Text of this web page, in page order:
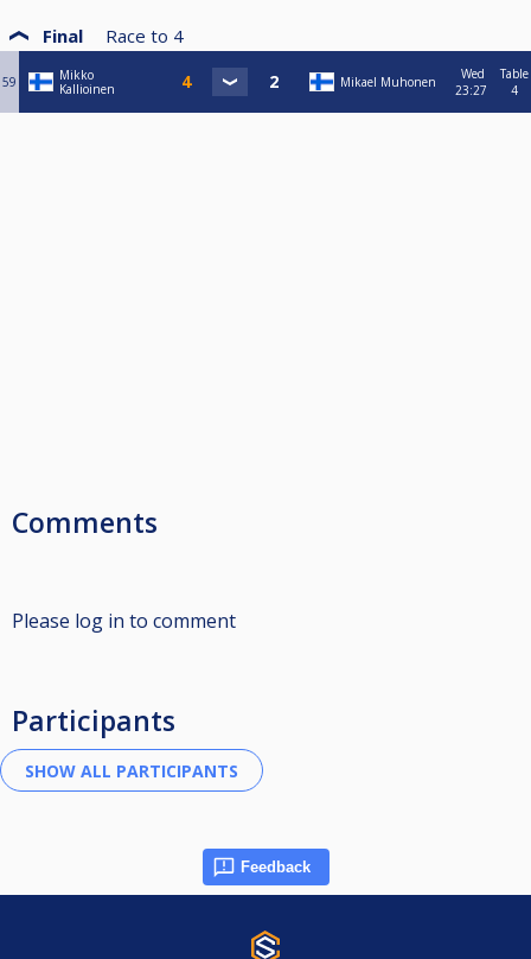
Final Race to 4
59
Mikko
Kallioinen
Mikael Muhonen
Wed
23:27
Table
4
Comments
Please log in to comment
Participants
Feedback